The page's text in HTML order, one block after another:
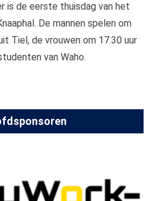
is de eerste thuisdag van het
De mannen spelen om
Tiel, de vrouwen om 17.30 uur
van Waho.